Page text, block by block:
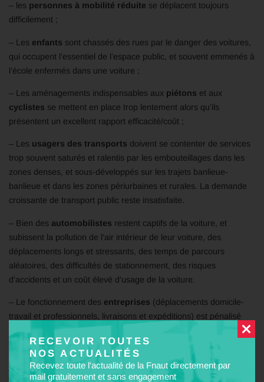
RECEVOIR TOUTES
NOS ACTUALITÉS
Recevez toute l'actualité de la Fnaut directement par
mail gratuitement et sans engagement
– les personnes à mobilité réduite se déplacent toujours
difficilement ;
– Les enfants sont chassés des rues par le danger des voitures,
qui occupent l’essentiel de l’espace public, et souvent emmenés à
l’école enfermés dans une voiture ;
– Les aménagements indispensables aux piétons et aux
cyclistes se mettent en place trop lentement alors qu’ils
présentent un excellent rapport efficacité/coût ;
– Les usagers des transports doivent se contenter de services
trop souvent saturés et ralentis par les embouteillages dans les
zones denses, et sous-développés sur les trajets banlieue-
banlieue et dans les zones périurbaines et rurales. La demande
croissante de transport public reste insatisfaite.
– Bien des automobilistes restent captifs de la voiture, et
subissent la pollution de l’air intérieur de leur voiture, des
déplacements longs et stressants, des temps de parcours
aléatoires, des difficultés de stationnement, des risques
d’accidents et un coût élevé d’usage de la voiture.
– Le fonctionnement des entreprises (déplacements domicile-
travail et professionnels, livraisons et expéditions) est pénalisé
par la congestion de la voirie et des parkings.
– Les gaspillages de carburant pèsent sur notre
balance
commerciale.